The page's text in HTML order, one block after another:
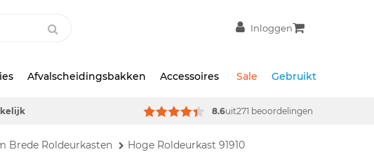
Inloggen
Afvalscheidingsbakken Accessoires Sale Gebruikt
8.6uit271 beoordelingen
Brede Roldeurkasten Hoge Roldeurkast 91910